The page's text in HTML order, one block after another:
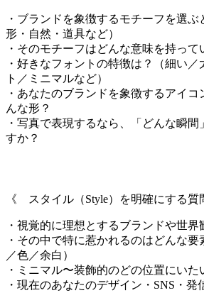
・ブランドを象徴するモチーフを選ぶ
形・自然・道具など）
・そのモチーフはどんな意味を持って
・好きなフォントの特徴は？（細い
ト／ミニマルなど）
・あなたのブランドを象徴するアイ
んな形？
・写真で表現するなら、「どんな瞬
すか？
《 スタイル（Style）を明確にする質
・視覚的に理想とするブランドや世界
・その中で特に惹かれるのはどんな
／色／余白）
・ミニマル〜装飾的のどの位置にいた
・現在のあなたのデザイン・SNS・発